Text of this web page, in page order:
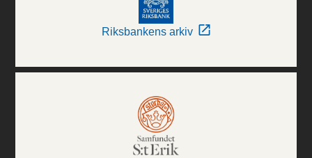
Riksbankens arkiv